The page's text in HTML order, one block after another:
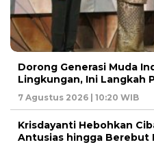
Dorong Generasi Muda
Lingkungan, Ini Langkah
7 Agustus 2026 | 10:20 WIB
Krisdayanti Hebohkan
Antusias hingga Berebut